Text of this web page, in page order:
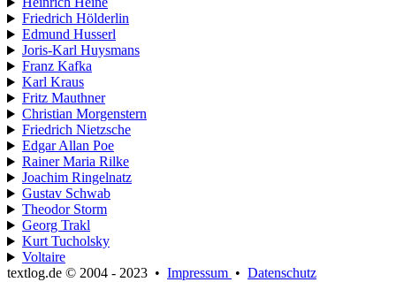
Friedrich Hölderlin
Edmund Husserl
Joris-Karl Huysmans
Franz Kafka
Karl Kraus
Fritz Mauthner
Christian Morgenstern
Friedrich Nietzsche
Edgar Allan Poe
Rainer Maria Rilke
Joachim Ringelnatz
Gustav Schwab
Theodor Storm
Georg Trakl
Kurt Tucholsky
Voltaire
textlog.de © 2004 - 2023 • Impressum • Datenschutz